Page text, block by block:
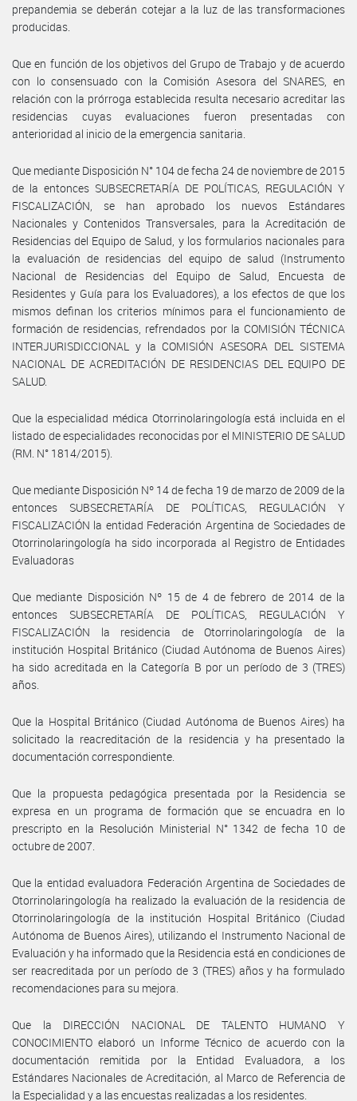
prepandemia se deberán cotejar a la luz de las transformaciones
producidas.
Que en función de los objetivos del Grupo de Trabajo y de acuerdo
con lo consensuado con la Comisión Asesora del SNARES, en
relación con la prórroga establecida resulta necesario acreditar las
residencias cuyas evaluaciones fueron presentadas con
anterioridad al inicio de la emergencia sanitaria.
Que mediante Disposición N° 104 de fecha 24 de noviembre de 2015
de la entonces SUBSECRETARÍA DE POLÍTICAS, REGULACIÓN Y
FISCALIZACIÓN, se han aprobado los nuevos Estándares
Nacionales y Contenidos Transversales, para la Acreditación de
Residencias del Equipo de Salud, y los formularios nacionales para
la evaluación de residencias del equipo de salud (Instrumento
Nacional de Residencias del Equipo de Salud, Encuesta de
Residentes y Guía para los Evaluadores), a los efectos de que los
mismos definan los criterios mínimos para el funcionamiento de
formación de residencias, refrendados por la COMISIÓN TÉCNICA
INTERJURISDICCIONAL y la COMISIÓN ASESORA DEL SISTEMA
NACIONAL DE ACREDITACIÓN DE RESIDENCIAS DEL EQUIPO DE
SALUD.
Que la especialidad médica Otorrinolaringología está incluida en el
listado de especialidades reconocidas por el MINISTERIO DE SALUD
(RM. N° 1814/2015).
Que mediante Disposición Nº 14 de fecha 19 de marzo de 2009 de la
entonces SUBSECRETARÍA DE POLÍTICAS, REGULACIÓN Y
FISCALIZACIÓN la entidad Federación Argentina de Sociedades de
Otorrinolaringología ha sido incorporada al Registro de Entidades
Evaluadoras
Que mediante Disposición Nº 15 de 4 de febrero de 2014 de la
entonces SUBSECRETARÍA DE POLÍTICAS, REGULACIÓN Y
FISCALIZACIÓN la residencia de Otorrinolaringología de la
institución Hospital Británico (Ciudad Autónoma de Buenos Aires)
ha sido acreditada en la Categoría B por un período de 3 (TRES)
años.
Que la Hospital Británico (Ciudad Autónoma de Buenos Aires) ha
solicitado la reacreditación de la residencia y ha presentado la
documentación correspondiente.
Que la propuesta pedagógica presentada por la Residencia se
expresa en un programa de formación que se encuadra en lo
prescripto en la Resolución Ministerial N° 1342 de fecha 10 de
octubre de 2007.
Que la entidad evaluadora Federación Argentina de Sociedades de
Otorrinolaringología ha realizado la evaluación de la residencia de
Otorrinolaringología de la institución Hospital Británico (Ciudad
Autónoma de Buenos Aires), utilizando el Instrumento Nacional de
Evaluación y ha informado que la Residencia está en condiciones de
ser reacreditada por un período de 3 (TRES) años y ha formulado
recomendaciones para su mejora.
Que la DIRECCIÓN NACIONAL DE TALENTO HUMANO Y
CONOCIMIENTO elaboró un Informe Técnico de acuerdo con la
documentación remitida por la Entidad Evaluadora, a los
Estándares Nacionales de Acreditación, al Marco de Referencia de
la Especialidad y a las encuestas realizadas a los residentes.